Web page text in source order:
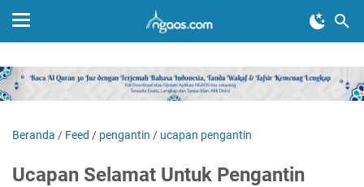
Beranda / Feed / pengantin / ucapan pengantin
Ucapan Selamat Untuk Pengantin